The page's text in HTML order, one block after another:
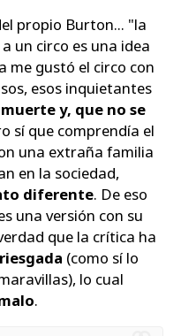
propio Burton... "la
un circo es una idea
me gustó el circo con
esos inquietantes
y, que no se
sí que comprendía el
una extraña familia
en la sociedad,
diferente. De eso
una versión con su
que la crítica ha
(como sí lo
lo cual
.